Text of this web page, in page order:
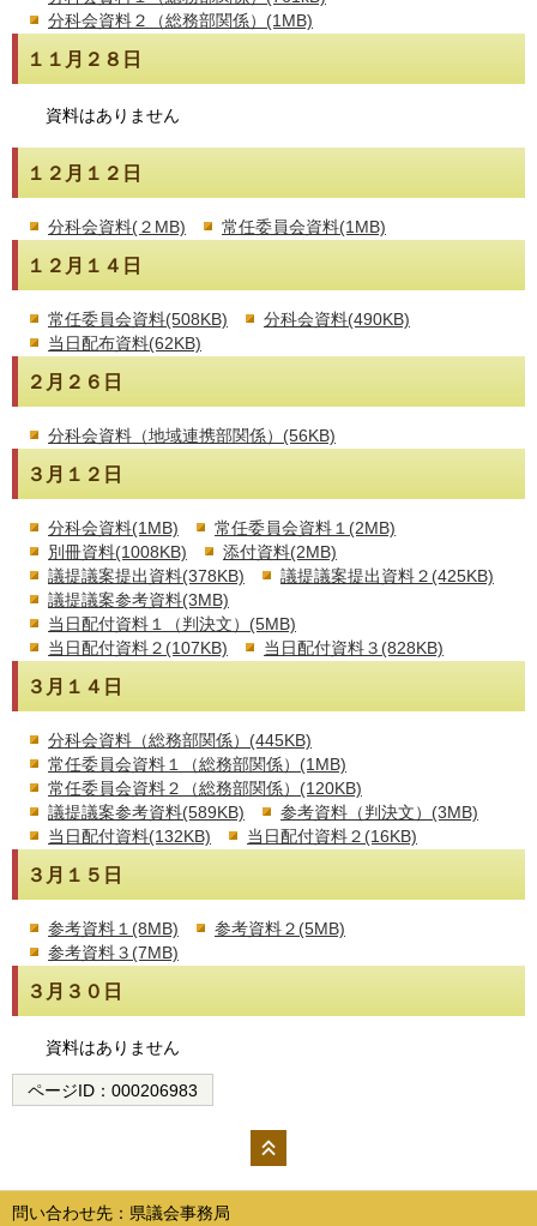
分科会資料２（総務部関係）(1MB)
１１月２８日
資料はありません
１２月１２日
分科会資料(２MB) 常任委員会資料(1MB)
１２月１４日
常任委員会資料(508KB)
分科会資料(490KB)
当日配布資料(62KB)
２月２６日
分科会資料（地域連携部関係）(56KB)
３月１２日
分科会資料(1MB)
常任委員会資料１(2MB)
別冊資料(1008KB)
添付資料(2MB)
議提議案提出資料(378KB)
議提議案提出資料２(425KB)
議提議案参考資料(3MB)
当日配付資料１（判決文）(5MB)
当日配付資料２(107KB)
当日配付資料３(828KB)
３月１４日
分科会資料（総務部関係）(445KB)
常任委員会資料１（総務部関係）(1MB)
常任委員会資料２（総務部関係）(120KB)
議提議案参考資料(589KB)
参考資料（判決文）(3MB)
当日配付資料(132KB)
当日配付資料２(16KB)
３月１５日
参考資料１(8MB)
参考資料２(5MB)
参考資料３(7MB)
３月３０日
資料はありません
ページID： 000206983
問い合わせ先：県議会事務局